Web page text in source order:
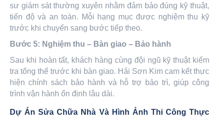
sư giám sát thường xuyên nhằm đảm bảo đúng kỹ thuật,
tiến độ và an toàn. Mỗi hạng mục được nghiệm thu kỹ
trước khi chuyển sang bước tiếp theo.
Bước 5: Nghiệm thu – Bàn giao – Bảo hành
Sau khi hoàn tất, khách hàng cùng đội ngũ kỹ thuật kiểm
tra tổng thể trước khi bàn giao. Hải Sơn Kim cam kết thực
hiện chính sách bảo hành và hỗ trợ bảo trì, giúp công
trình vận hành ổn định lâu dài.
Dự Án Sửa Chữa Nhà Và Hình Ảnh Thi Công Thực